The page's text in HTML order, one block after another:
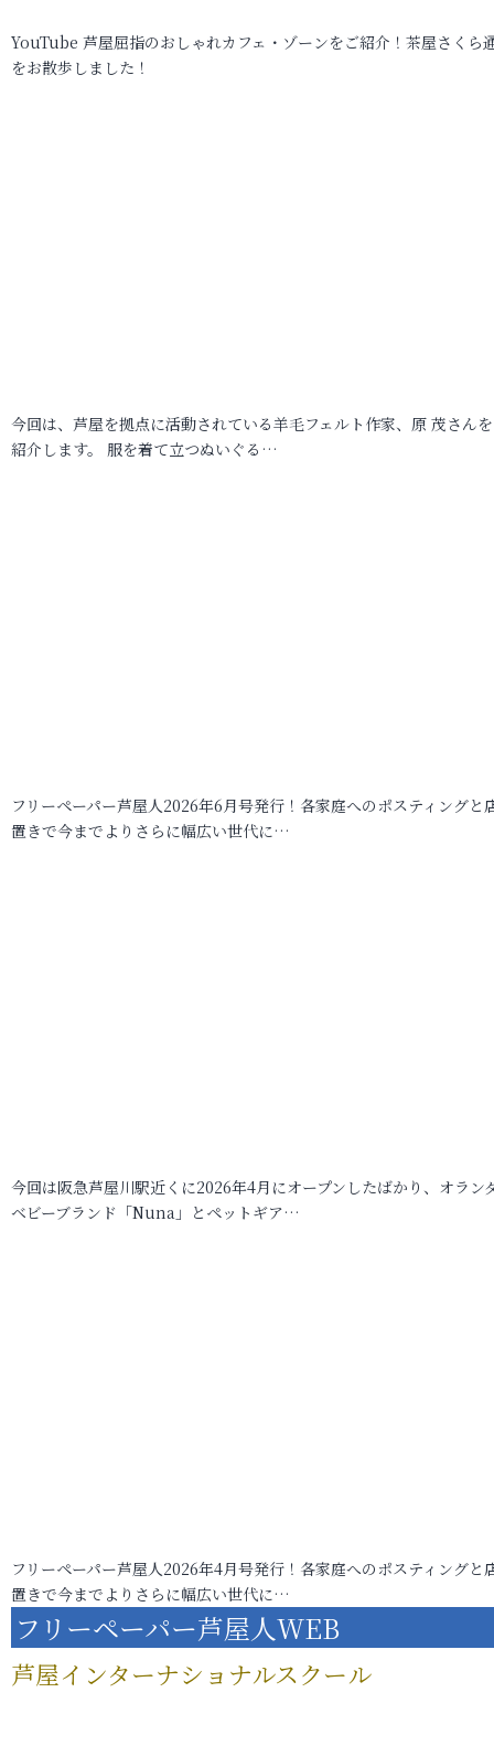
YouTube 芦屋屈指のおしゃれカフェ・ゾーンをご紹介！茶屋さくら
をお散歩しました！
今回は、芦屋を拠点に活動されている羊毛フェルト作家、原 茂さん
紹介します。 服を着て立つぬいぐる…
フリーペーパー芦屋人2026年6月号発行！各家庭へのポスティングと
置きで今までよりさらに幅広い世代に…
今回は阪急芦屋川駅近くに2026年4月にオープンしたばかり、オラン
ベビーブランド「Nuna」とペットギア…
フリーペーパー芦屋人2026年4月号発行！各家庭へのポスティングと
置きで今までよりさらに幅広い世代に…
フリーペーパー芦屋人WEB
芦屋インターナショナルスクール